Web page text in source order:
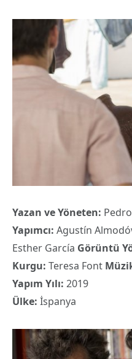
Yazan ve Yöneten:
Yapımcı: Agustín
Esther García Görüntü
Kurgu: Teresa Font
Yapım Yılı: 2019
Ülke: İspanya